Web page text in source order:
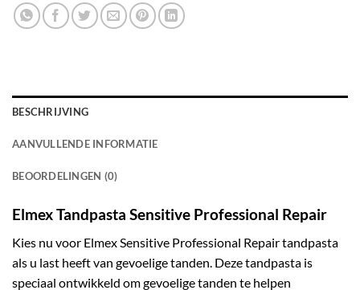
BESCHRIJVING
AANVULLENDE INFORMATIE
BEOORDELINGEN (0)
Elmex Tandpasta Sensitive Professional Repair
Kies nu voor Elmex Sensitive Professional Repair tandpasta
als u last heeft van gevoelige tanden. Deze tandpasta is
speciaal ontwikkeld om gevoelige tanden te helpen